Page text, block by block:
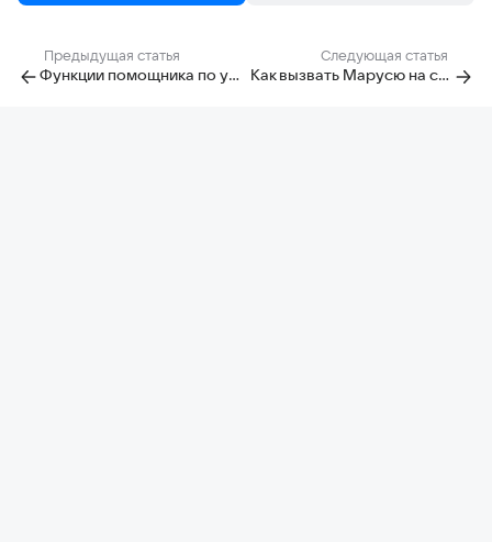
Предыдущая статья
Функции помощника по умолчанию
Следующая статья
Как вызвать Марусю на смартфоне